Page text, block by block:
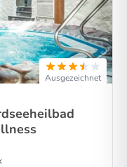
Ausgezeichnet